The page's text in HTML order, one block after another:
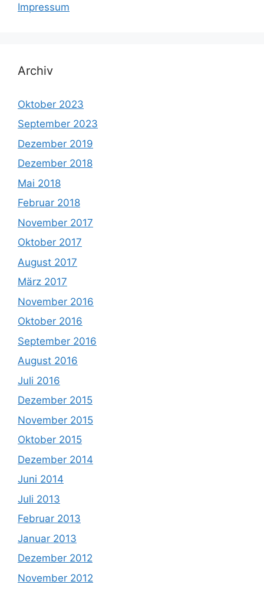
Impressum
Archiv
Oktober 2023
September 2023
Dezember 2019
Dezember 2018
Mai 2018
Februar 2018
November 2017
Oktober 2017
August 2017
März 2017
November 2016
Oktober 2016
September 2016
August 2016
Juli 2016
Dezember 2015
November 2015
Oktober 2015
Dezember 2014
Juni 2014
Juli 2013
Februar 2013
Januar 2013
Dezember 2012
November 2012